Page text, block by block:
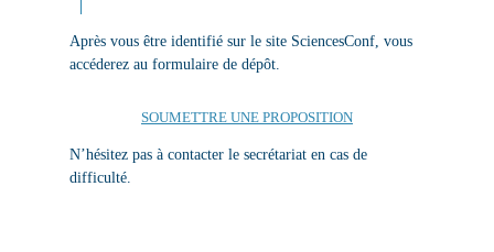
Après vous être identifié sur le site SciencesConf, vous
accéderez au formulaire de dépôt.
SOUMETTRE UNE PROPOSITION
N’hésitez pas à contacter le secrétariat en cas de
difficulté.